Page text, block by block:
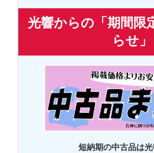
光響からの「期間限
らせ」
短納期の中古品は光